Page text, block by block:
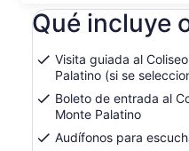
$673 MXN.
por
adulto
Qué incluye
Visita guiada al
Palatino (si se
Boleto de entrada al
Monte Palatino
Audífonos para